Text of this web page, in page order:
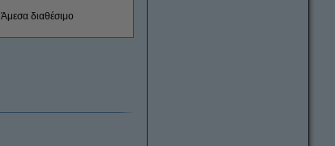
Άμεσα διαθέσιμο